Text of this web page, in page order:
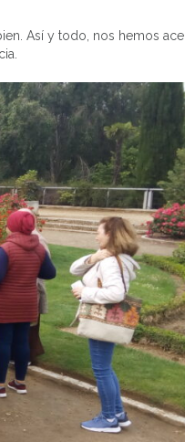
Así y todo, nos hemos